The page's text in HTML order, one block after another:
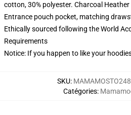
cotton, 30% polyester. Charcoal
Entrance pouch pocket, matching
Ethically sourced following the World
Requirements
Notice: If you happen to like your
SKU:
Catégories: